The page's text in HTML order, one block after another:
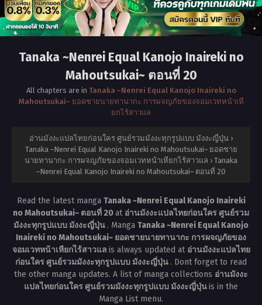
Tanaka ~Nenrei Equal Kanojo Inaireki no
Mahoutsukai~ ตอนที่ 20
All chapters are in Tanaka ~Nenrei Equal Kanojo Inaireki no
Mahoutsukai~ ยอดชายนายทานากะ การผจญภัยของจอมเวทหน้าเหี
ยกไร้สาวแล
อ่านมังงะแปลไทยก่อนใคร ศูนย์รวมมังงะทุกรูปแบบ มังงะญี่ปุ่น ›
Tanaka ~Nenrei Equal Kanojo Inaireki no Mahoutsukai~ ยอดชาย
นายทานากะ การผจญภัยของจอมเวทหน้าเหียกไร้สาวแล › Tanaka
~Nenrei Equal Kanojo Inaireki no Mahoutsukai~ ตอนที่ 20
Read the latest manga Tanaka ~Nenrei Equal Kanojo Inaireki
no Mahoutsukai~ ตอนที่ 20at อ่านมังงะแปลไทยก่อนใคร ศูนย์รวม
มังงะทุกรูปแบบ มังงะญี่ปุ่น . Manga Tanaka ~Nenrei Equal Kanojo
Inaireki no Mahoutsukai~ ยอดชายนายทานากะ การผจญภัยของ
จอมเวทหน้าเหียกไร้สาวแล is always updated at อ่านมังงะแปลไทย
ก่อนใคร ศูนย์รวมมังงะทุกรูปแบบ มังงะญี่ปุ่น . Dont forget to read
the other manga updates. A list of manga collections อ่านมังงะ
แปลไทยก่อนใคร ศูนย์รวมมังงะทุกรูปแบบ มังงะญี่ปุ่นis in the
Manga List menu.